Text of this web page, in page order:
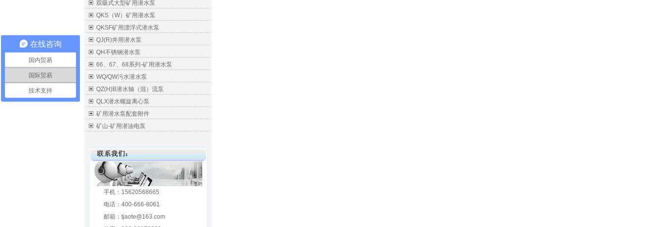
双吸式大型矿用潜水泵
QKS（W）矿用潜水泵
QKSF矿用漂浮式潜水泵
QJ(R)井用潜水泵
QH不锈钢潜水泵
66、67、68系列-矿用潜水泵
WQ/QW污水潜水泵
QZ(H)B潜水轴（混）流泵
QLX潜水螺旋离心泵
矿用潜水泵配套附件
矿山-矿用潜油电泵
手机：15620568665
电话：400-666-8061
邮箱：tjaote@163.com
在线咨询
国内贸易
国际贸易
技术支持